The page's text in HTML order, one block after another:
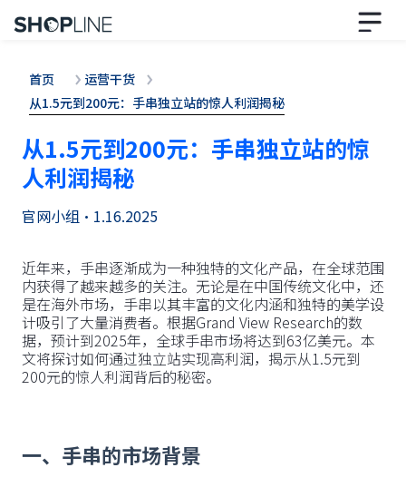
首页
运营干货
从1.5元到200元：手串独立站的惊人利润揭秘
从1.5元到200元：手串独立站的惊
人利润揭秘
官网小组 • 1.16.2025
近年来，手串逐渐成为一种独特的文化产品，在全球范围
内获得了越来越多的关注。无论是在中国传统文化中，还
是在海外市场，手串以其丰富的文化内涵和独特的美学设
计吸引了大量消费者。根据Grand View Research的数
据，预计到2025年，全球手串市场将达到63亿美元。本
文将探讨如何通过独立站实现高利润，揭示从1.5元到
200元的惊人利润背后的秘密。
一、手串的市场背景